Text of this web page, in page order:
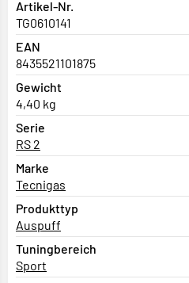
Artikel-Nr.
TG0610141
EAN
8435521101875
Gewicht
4,40 kg
Serie
RS 2
Marke
Tecnigas
Produkttyp
Auspuff
Tuningbereich
Sport